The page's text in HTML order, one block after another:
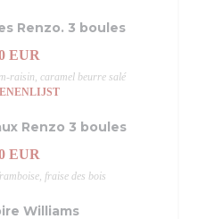
Renzo. 3 boules
EUR
raisin, caramel beurre salé
Renzo 3 boules
EUR
fraise des bois
Williams